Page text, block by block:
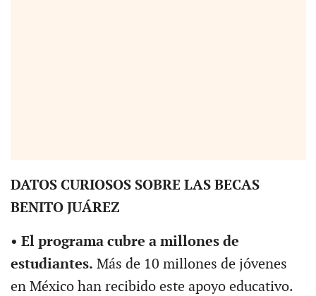
DATOS CURIOSOS SOBRE LAS BECAS
BENITO JUÁREZ
• El programa cubre a millones de
estudiantes. Más de 10 millones de jóvenes
en México han recibido este apoyo educativo.